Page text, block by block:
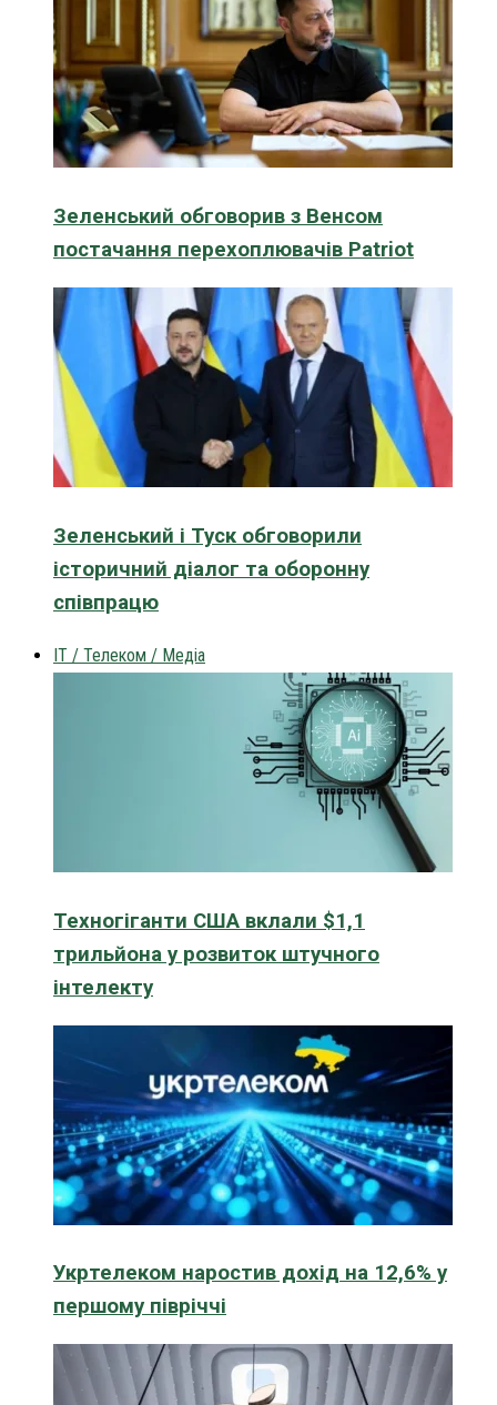
Зеленський обговорив з Венсом
постачання перехоплювачів Patriot
Зеленський і Туск обговорили
історичний діалог та оборонну
співпрацю
IT / Телеком / Медіа
Техногіганти США вклали $1,1
трильйона у розвиток штучного
інтелекту
Укртелеком наростив дохід на 12,6% у
першому півріччі